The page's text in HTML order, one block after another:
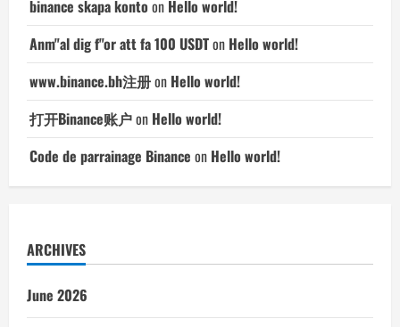
binance skapa konto on Hello world!
Anm"al dig f"or att fa 100 USDTon Hello world!
www.binance.bh注册on Hello world!
打开Binance账户on Hello world!
Code de parrainage Binance on Hello world!
ARCHIVES
June 2026